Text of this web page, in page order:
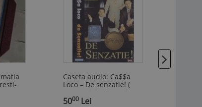
Caseta audio: Ca$$a
Loco – De senzatie! (
2004, originala, mai rara
- vezi descriere )
5000 Lei